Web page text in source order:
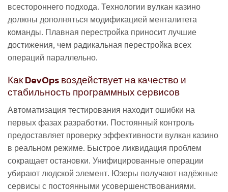
всестороннего подхода. Технологии вулкан казино
должны дополняться модификацией менталитета
команды. Плавная перестройка приносит лучшие
достижения, чем радикальная перестройка всех
операций параллельно.
Как DevOps воздействует на качество и
стабильность программных сервисов
Автоматизация тестирования находит ошибки на
первых фазах разработки. Постоянный контроль
предоставляет проверку эффективности вулкан казино
в реальном режиме. Быстрое ликвидация проблем
сокращает остановки. Унифицированные операции
убирают людской элемент. Юзеры получают надёжные
сервисы с постоянными усовершенствованиями.